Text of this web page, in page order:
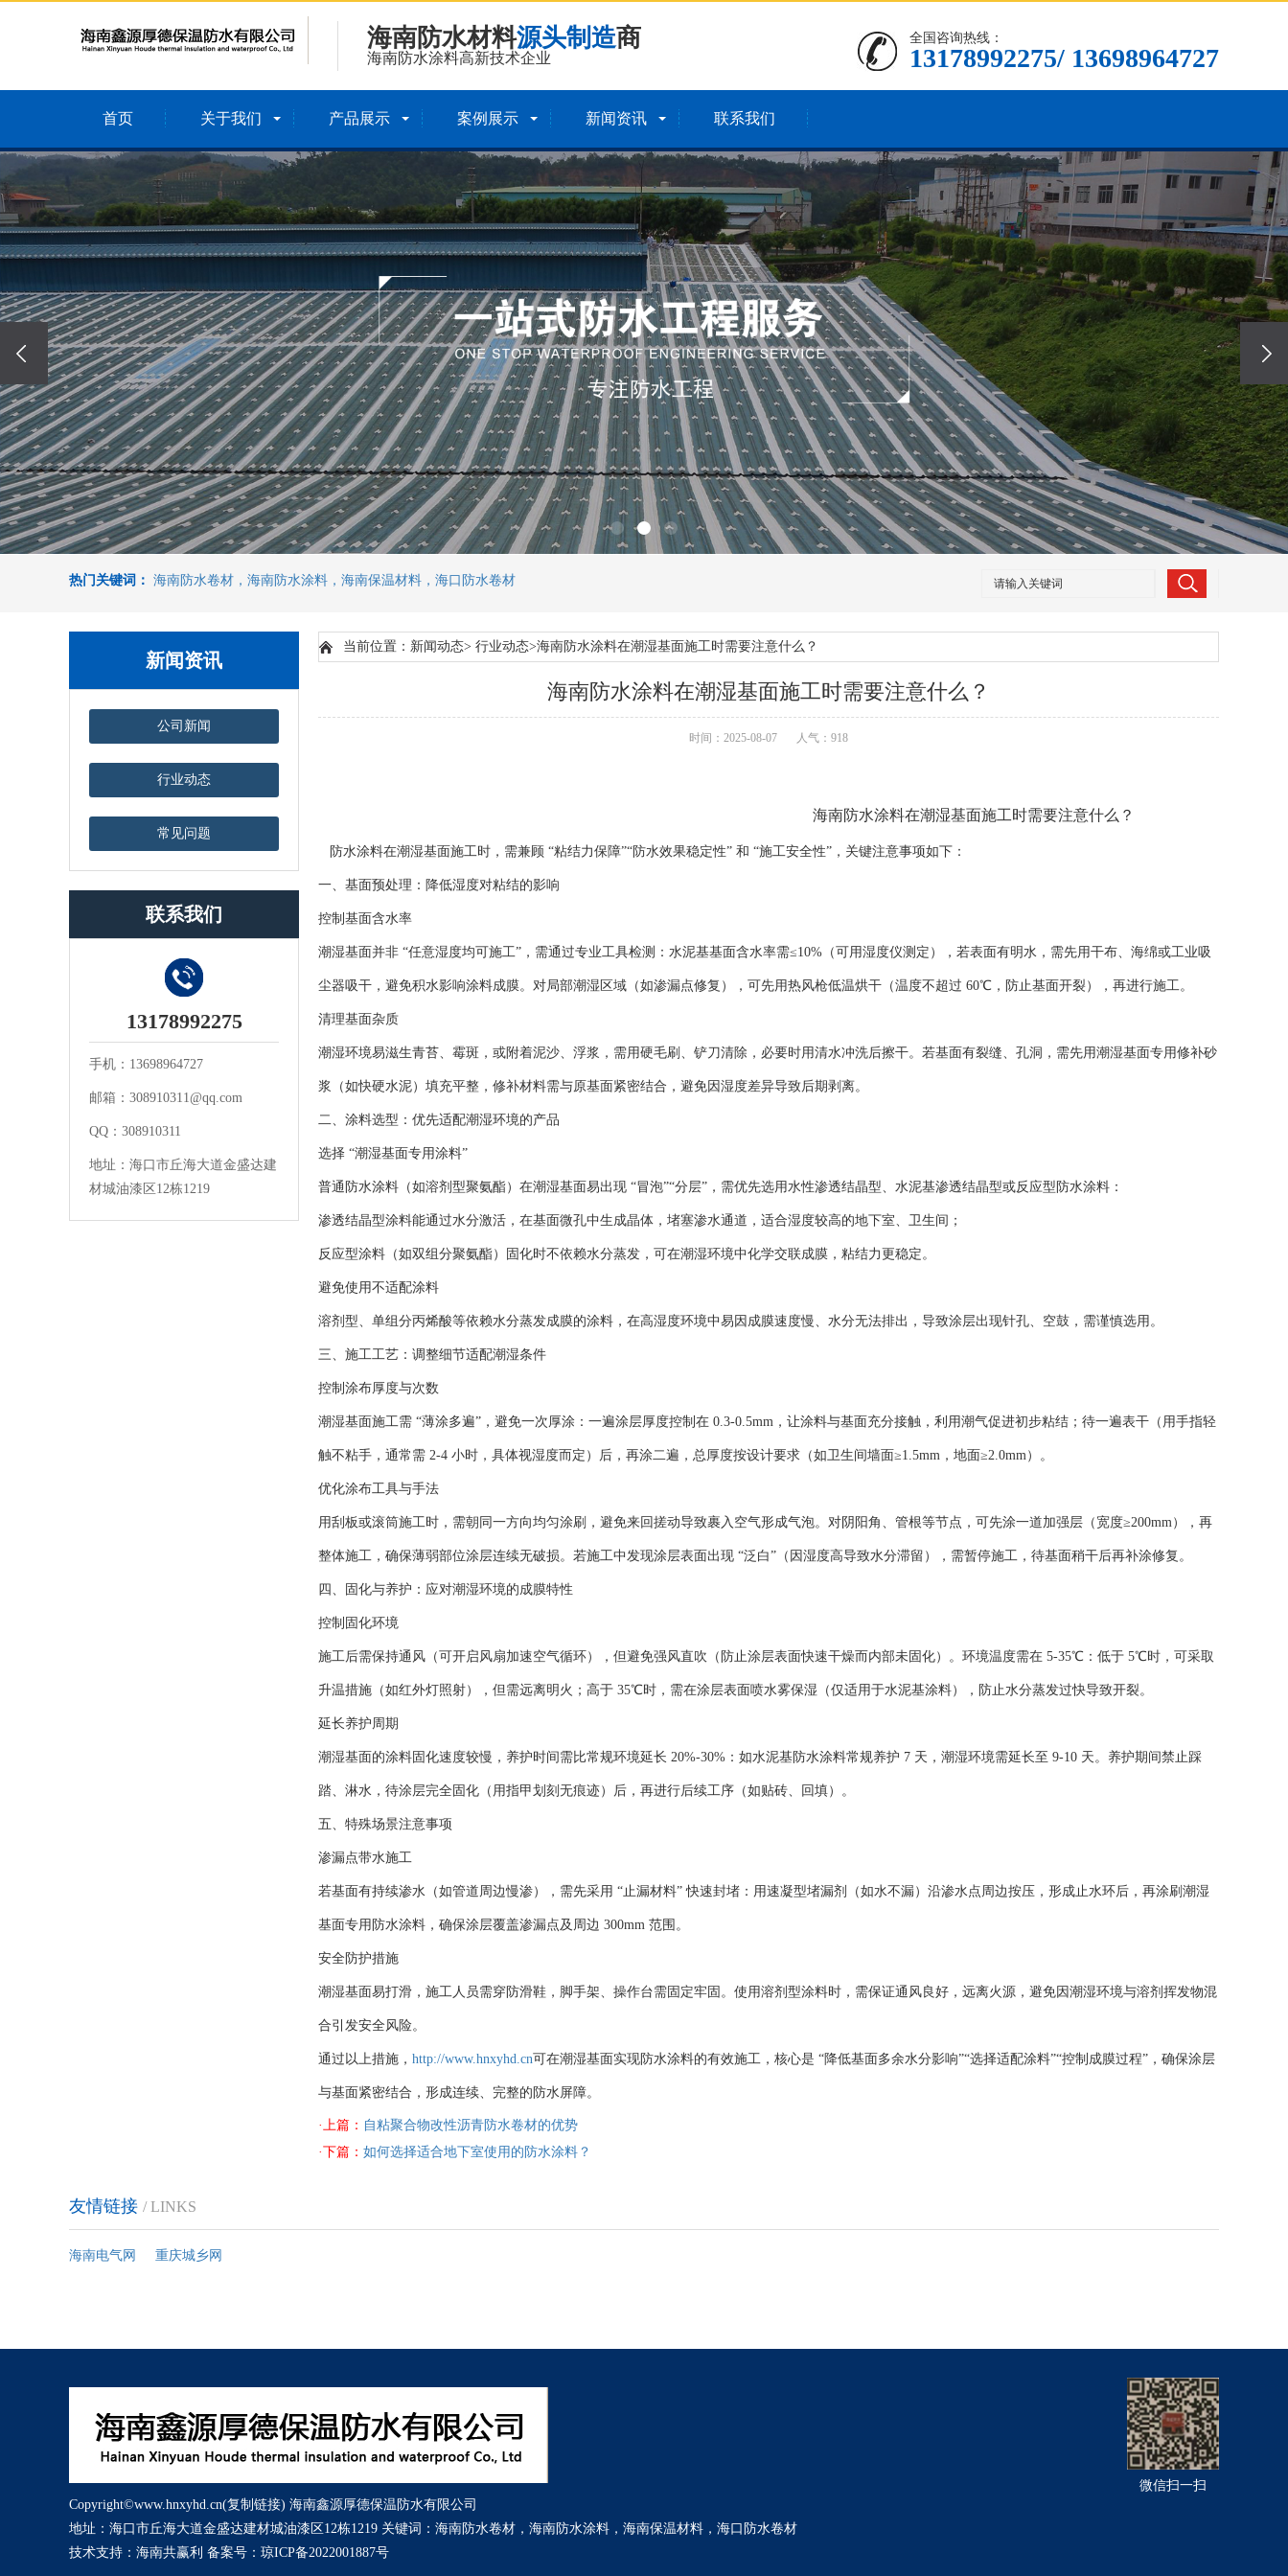
海南防水材料源头制造商
海南防水涂料高新技术企业
全国咨询热线：
13178992275/ 13698964727
首页 关于我们 产品展示 案例展示 新闻资讯 联系我们
热门关键词： 海南防水卷材，海南防水涂料，海南保温材料，海口防水卷材
新闻资讯
公司新闻
行业动态
常见问题
联系我们
13178992275
手机：13698964727
邮箱：308910311@qq.com
QQ：308910311
地址：海口市丘海大道金盛达建
材城油漆区12栋1219
当前位置：新闻动态> 行业动态>海南防水涂料在潮湿基面施工时需要注意什么？
海南防水涂料在潮湿基面施工时需要注意什么？
时间：2025-08-07 人气：918
海南防水涂料在潮湿基面施工时需要注意什么？
防水涂料在潮湿基面施工时，需兼顾 “粘结力保障”“防水效果稳定性” 和 “施工安全性”，关键注意事项如下：
一、基面预处理：降低湿度对粘结的影响
控制基面含水率
潮湿基面并非 “任意湿度均可施工”，需通过专业工具检测：水泥基基面含水率需≤10%（可用湿度仪测定），若表面有明水，需先用干布、海绵或工业吸
尘器吸干，避免积水影响涂料成膜。对局部潮湿区域（如渗漏点修复），可先用热风枪低温烘干（温度不超过 60℃，防止基面开裂），再进行施工。
清理基面杂质
潮湿环境易滋生青苔、霉斑，或附着泥沙、浮浆，需用硬毛刷、铲刀清除，必要时用清水冲洗后擦干。若基面有裂缝、孔洞，需先用潮湿基面专用修补砂
浆（如快硬水泥）填充平整，修补材料需与原基面紧密结合，避免因湿度差异导致后期剥离。
二、涂料选型：优先适配潮湿环境的产品
选择 “潮湿基面专用涂料”
普通防水涂料（如溶剂型聚氨酯）在潮湿基面易出现 “冒泡”“分层”，需优先选用水性渗透结晶型、水泥基渗透结晶型或反应型防水涂料：
渗透结晶型涂料能通过水分激活，在基面微孔中生成晶体，堵塞渗水通道，适合湿度较高的地下室、卫生间；
反应型涂料（如双组分聚氨酯）固化时不依赖水分蒸发，可在潮湿环境中化学交联成膜，粘结力更稳定。
避免使用不适配涂料
溶剂型、单组分丙烯酸等依赖水分蒸发成膜的涂料，在高湿度环境中易因成膜速度慢、水分无法排出，导致涂层出现针孔、空鼓，需谨慎选用。
三、施工工艺：调整细节适配潮湿条件
控制涂布厚度与次数
潮湿基面施工需 “薄涂多遍”，避免一次厚涂：一遍涂层厚度控制在 0.3-0.5mm，让涂料与基面充分接触，利用潮气促进初步粘结；待一遍表干（用手指轻
触不粘手，通常需 2-4 小时，具体视湿度而定）后，再涂二遍，总厚度按设计要求（如卫生间墙面≥1.5mm，地面≥2.0mm）。
优化涂布工具与手法
用刮板或滚筒施工时，需朝同一方向均匀涂刷，避免来回搓动导致裹入空气形成气泡。对阴阳角、管根等节点，可先涂一道加强层（宽度≥200mm），再
整体施工，确保薄弱部位涂层连续无破损。若施工中发现涂层表面出现 “泛白”（因湿度高导致水分滞留），需暂停施工，待基面稍干后再补涂修复。
四、固化与养护：应对潮湿环境的成膜特性
控制固化环境
施工后需保持通风（可开启风扇加速空气循环），但避免强风直吹（防止涂层表面快速干燥而内部未固化）。环境温度需在 5-35℃：低于 5℃时，可采取
升温措施（如红外灯照射），但需远离明火；高于 35℃时，需在涂层表面喷水雾保湿（仅适用于水泥基涂料），防止水分蒸发过快导致开裂。
延长养护周期
潮湿基面的涂料固化速度较慢，养护时间需比常规环境延长 20%-30%：如水泥基防水涂料常规养护 7 天，潮湿环境需延长至 9-10 天。养护期间禁止踩
踏、淋水，待涂层完全固化（用指甲划刻无痕迹）后，再进行后续工序（如贴砖、回填）。
五、特殊场景注意事项
渗漏点带水施工
若基面有持续渗水（如管道周边慢渗），需先采用 “止漏材料” 快速封堵：用速凝型堵漏剂（如水不漏）沿渗水点周边按压，形成止水环后，再涂刷潮湿
基面专用防水涂料，确保涂层覆盖渗漏点及周边 300mm 范围。
安全防护措施
潮湿基面易打滑，施工人员需穿防滑鞋，脚手架、操作台需固定牢固。使用溶剂型涂料时，需保证通风良好，远离火源，避免因潮湿环境与溶剂挥发物混
合引发安全风险。
通过以上措施， http://www.hnxyhd.cn可在潮湿基面实现防水涂料的有效施工，核心是 “降低基面多余水分影响”“选择适配涂料”“控制成膜过程”，确保涂层
与基面紧密结合，形成连续、完整的防水屏障。
·上篇： 自粘聚合物改性沥青防水卷材的优势
·下篇： 如何选择适合地下室使用的防水涂料？
友情链接 / LINKS
海南电气网 重庆城乡网
微信扫一扫
Copyright©www.hnxyhd.cn(复制链接) 海南鑫源厚德保温防水有限公司
地址：海口市丘海大道金盛达建材城油漆区12栋1219 关键词： 海南防水卷材 ， 海南防水涂料 ， 海南保温材料 ， 海口防水卷材
技术支持： 海南共赢利 备案号： 琼ICP备2022001887号